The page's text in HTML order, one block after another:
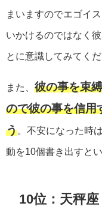
まいますのでエゴイ
いかけるのではなく
とに意識してみてくだ
また、 彼の事を束
ので彼の事を信用
う 。不安になった時
動を10個書き出すと
10位：天秤座